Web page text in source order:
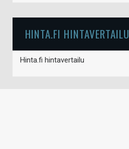
HINTA.FI HINTAVERTAILU
Hinta.fi hintavertailu